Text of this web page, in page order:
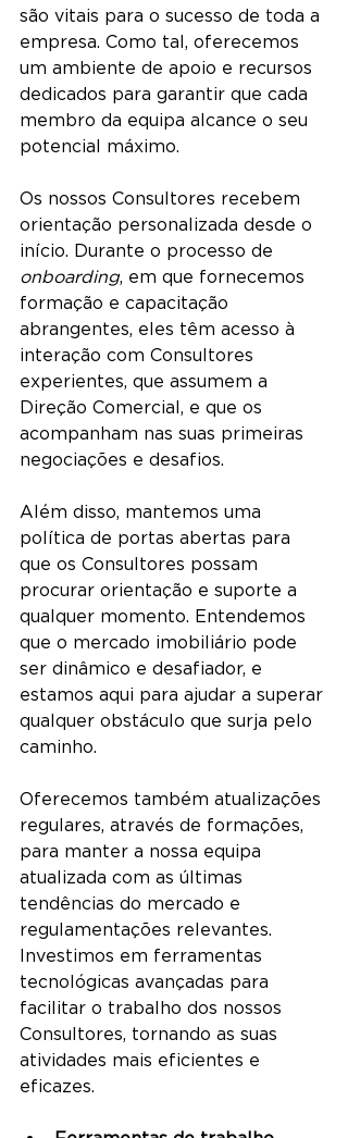
são vitais para o sucesso de toda a
empresa. Como tal, oferecemos
um ambiente de apoio e recursos
dedicados para garantir que cada
membro da equipa alcance o seu
potencial máximo.
Os nossos Consultores recebem
orientação personalizada desde o
início. Durante o processo de
onboarding, em que fornecemos
formação e capacitação
abrangentes, eles têm acesso à
interação com Consultores
experientes, que assumem a
Direção Comercial, e que os
acompanham nas suas primeiras
negociações e desafios.
Além disso, mantemos uma
política de portas abertas para
que os Consultores possam
procurar orientação e suporte a
qualquer momento. Entendemos
que o mercado imobiliário pode
ser dinâmico e desafiador, e
estamos aqui para ajudar a superar
qualquer obstáculo que surja pelo
caminho.
Oferecemos também atualizações
regulares, através de formações,
para manter a nossa equipa
atualizada com as últimas
tendências do mercado e
regulamentações relevantes.
Investimos em ferramentas
tecnológicas avançadas para
facilitar o trabalho dos nossos
Consultores, tornando as suas
atividades mais eficientes e
eficazes.